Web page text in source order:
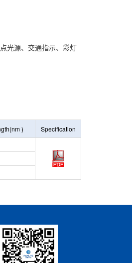
光源、交通指示、彩灯
(nm) Specification